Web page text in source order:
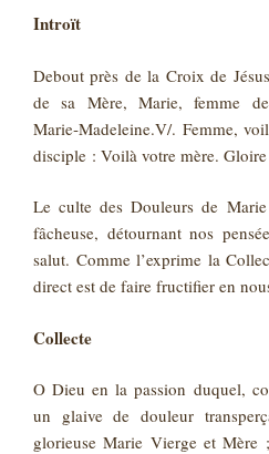
Introït
Debout près de la Croix de
de sa Mère, Marie, femme
Marie‑Madeleine.V/. Femme,
disciple : Voilà votre mère.
Le culte des Douleurs de
fâcheuse, détournant nos
salut. Comme l’exprime la
direct est de faire fructifier en
Collecte
O Dieu en la passion duquel,
un glaive de douleur
glorieuse Marie Vierge et Mère